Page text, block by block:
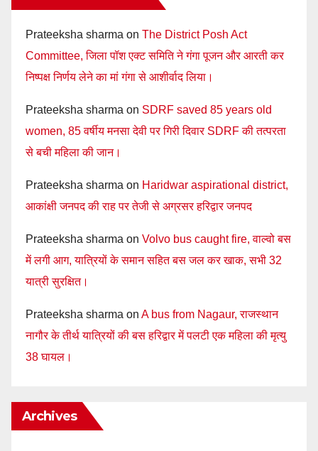
Prateeksha sharma on The District Posh Act
Committee, जिला पॉश एक्ट समिति ने गंगा पूजन और आरती कर
निष्पक्ष निर्णय लेने का मां गंगा से आशीर्वाद लिया।
Prateeksha sharma on SDRF saved 85 years old
women, 85 वर्षीय मनसा देवी पर गिरी दिवार SDRF की तत्परता
से बची महिला की जान।
Prateeksha sharma on Haridwar aspirational district,
आकांक्षी जनपद की राह पर तेजी से अग्रसर हरिद्वार जनपद
Prateeksha sharma on Volvo bus caught fire, वाल्वो बस
में लगी आग, यात्रियों के समान सहित बस जल कर खाक, सभी 32
यात्री सुरक्षित।
Prateeksha sharma on A bus from Nagaur, राजस्थान
नागौर के तीर्थ यात्रियों की बस हरिद्वार में पलटी एक महिला की मृत्यु
38 घायल।
Archives